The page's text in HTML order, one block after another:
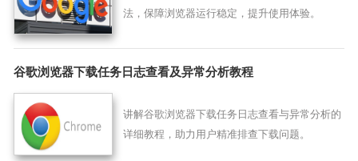
法，保障浏览器运行稳定，提升使用体验。
谷歌浏览器下载任务日志查看及异常分析教程
讲解谷歌浏览器下载任务日志查看与异常分析的
详细教程，助力用户精准排查下载问题。